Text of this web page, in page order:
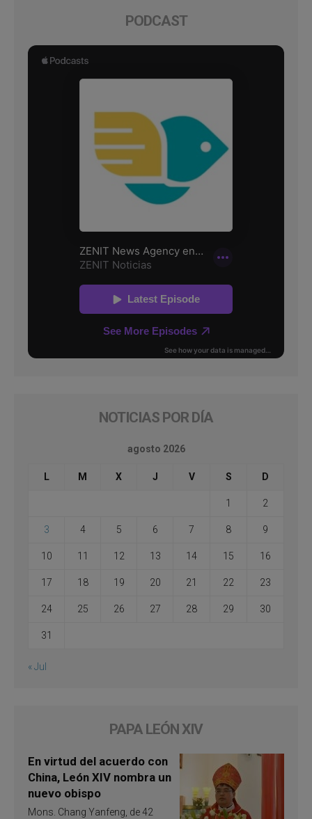
PODCAST
NOTICIAS POR DÍA
agosto 2026
L M X J V S D
1 2
3 4 5 6 7 8 9
10 11 12 13 14 15 16
17 18 19 20 21 22 23
24 25 26 27 28 29 30
31
« Jul
PAPA LEÓN XIV
En virtud del acuerdo con
China, León XIV nombra un
nuevo obispo
Mons. Chang Yanfeng, de 42